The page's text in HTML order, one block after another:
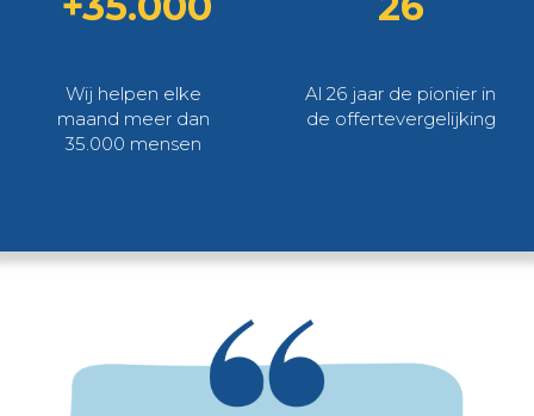
Wij helpen elke
maand meer dan
35.000 mensen
Al 26 jaar de pionier in
de offertevergelijking